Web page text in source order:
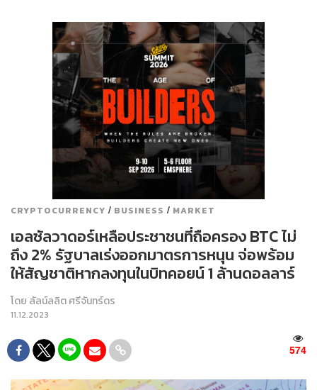
CRYPTOCURRENCY / BUSINESS / MARKET
เอลซัลวาดอร์เหลือประชาชนที่ถือครอง BTC ไม่
ถึง 2% รัฐบาลเร่งออกมาตรการหนุน จ่อพร้อม
ให้สัญชาติหากลงทุนในบิทคอยน์ 1 ล้านดอลลาร์
โดย ลัลน์ลลิต ศรีจันทร์ดร
11.12.2023
574